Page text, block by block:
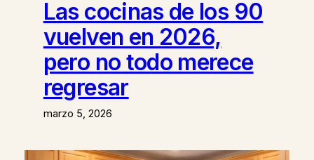
Las cocinas de los 90
vuelven en 2026,
pero no todo merece
regresar
marzo 5, 2026